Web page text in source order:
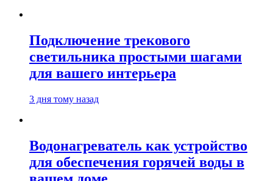
Подключение трекового
светильника простыми шагами
для вашего интерьера
3 дня тому назад
Водонагреватель как устройство
для обеспечения горячей воды в